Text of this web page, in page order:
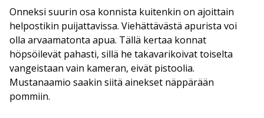
Onneksi suurin osa konnista kuitenkin on ajoittain
helpostikin puijattavissa. Viehättävästä apurista voi
olla arvaamatonta apua. Tällä kertaa konnat
höpsöilevät pahasti, sillä he takavarikoivat toiselta
vangeistaan vain kameran, eivät pistoolia.
Mustanaamio saakin siitä ainekset näppärään
pommiin.